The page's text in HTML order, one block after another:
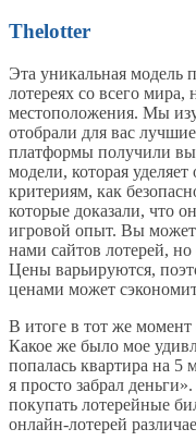
Thelotter
Эта уникальная модель
лотереях со всего мира,
местоположения. Мы
отобрали для вас
платформы получили
модели, которая
критериям, как
которые доказали, что
игровой опыт. Вы
нами сайтов лотерей, но
Цены варьируются,
ценами может
В итоге в тот же момент
Какое же было мое
попалась квартира на
я просто забрал
покупать лотерейные
онлайн-лотерей